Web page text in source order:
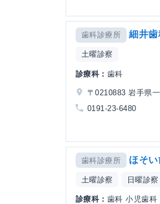
歯科診療所 細井
土曜診察
診療科： 歯科
〒0210883 岩手県
0191-23-6480
歯科診療所 ほそ
土曜診察 日曜診察
診療科： 歯科 小児歯科